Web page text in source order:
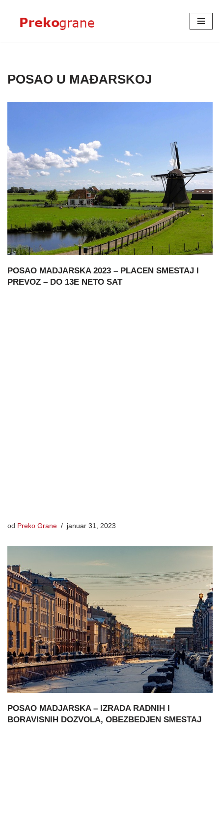
Skoči
POSAO U MAĐARSKOJ
POSAO MADJARSKA 2023 – PLACEN SMESTAJ I
PREVOZ – DO 13E NETO SAT
od Preko Grane januar 31, 2023
POSAO MADJARSKA – IZRADA RADNIH I
BORAVISNIH DOZVOLA, OBEZBEDJEN SMESTAJ